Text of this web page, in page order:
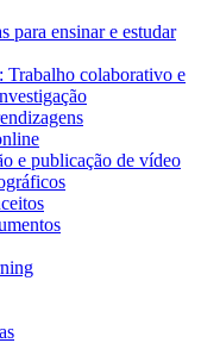
para ensinar e estudar
Trabalho colaborativo e
e publicação de vídeo